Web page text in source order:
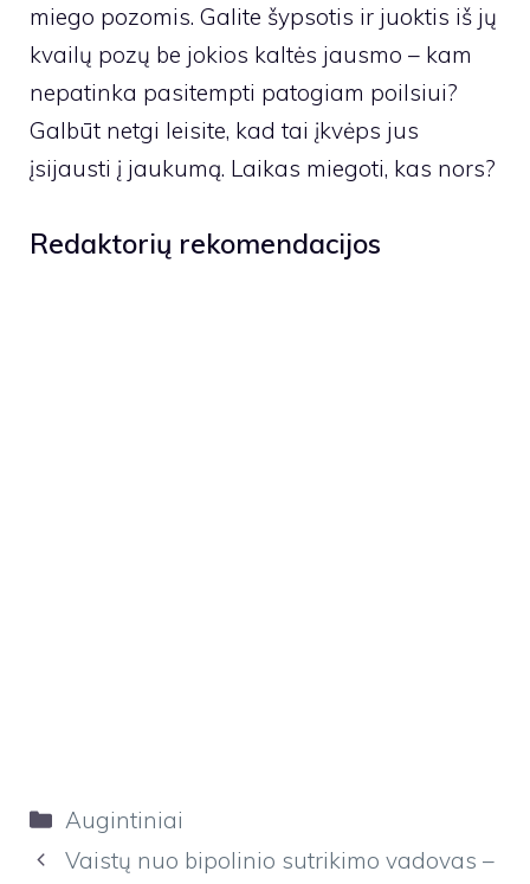
miego pozomis. Galite šypsotis ir juoktis iš jų
kvailų pozų be jokios kaltės jausmo – kam
nepatinka pasitempti patogiam poilsiui?
Galbūt netgi leisite, kad tai įkvėps jus
įsijausti į jaukumą. Laikas miegoti, kas nors?
Redaktorių rekomendacijos
Kategorijos
Augintiniai
Vaistų nuo bipolinio sutrikimo vadovas –